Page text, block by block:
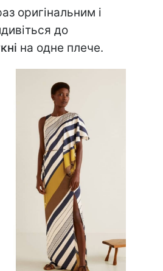
оригінальним і
до
на одне плече.